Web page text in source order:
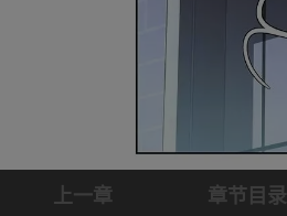
上一章 章节目录